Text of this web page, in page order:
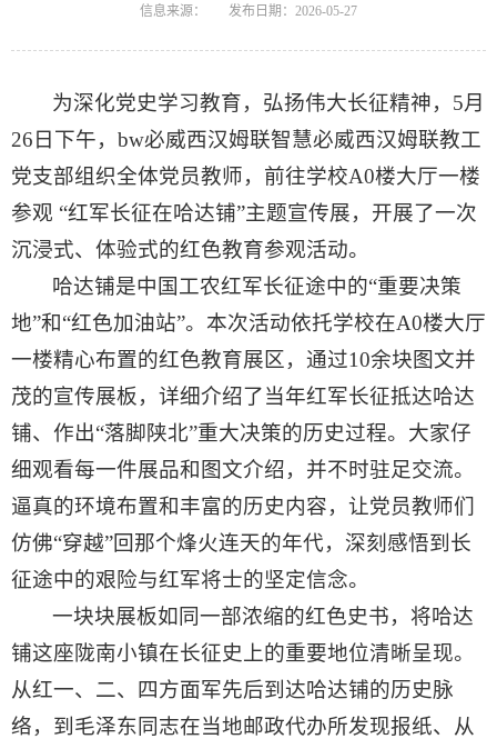
信息来源： 发布日期：2026-05-27
为深化党史学习教育，弘扬伟大长征精神，5月
26日下午，bw必威西汉姆联智慧必威西汉姆联教工
党支部组织全体党员教师，前往学校A0楼大厅一楼
参观 “红军长征在哈达铺”主题宣传展，开展了一次
沉浸式、体验式的红色教育参观活动。
哈达铺是中国工农红军长征途中的“重要决策
地”和“红色加油站”。本次活动依托学校在A0楼大厅
一楼精心布置的红色教育展区，通过10余块图文并
茂的宣传展板，详细介绍了当年红军长征抵达哈达
铺、作出“落脚陕北”重大决策的历史过程。大家仔
细观看每一件展品和图文介绍，并不时驻足交流。
逼真的环境布置和丰富的历史内容，让党员教师们
仿佛“穿越”回那个烽火连天的年代，深刻感悟到长
征途中的艰险与红军将士的坚定信念。
一块块展板如同一部浓缩的红色史书，将哈达
铺这座陇南小镇在长征史上的重要地位清晰呈现。
从红一、二、四方面军先后到达哈达铺的历史脉
络，到毛泽东同志在当地邮政代办所发现报纸、从